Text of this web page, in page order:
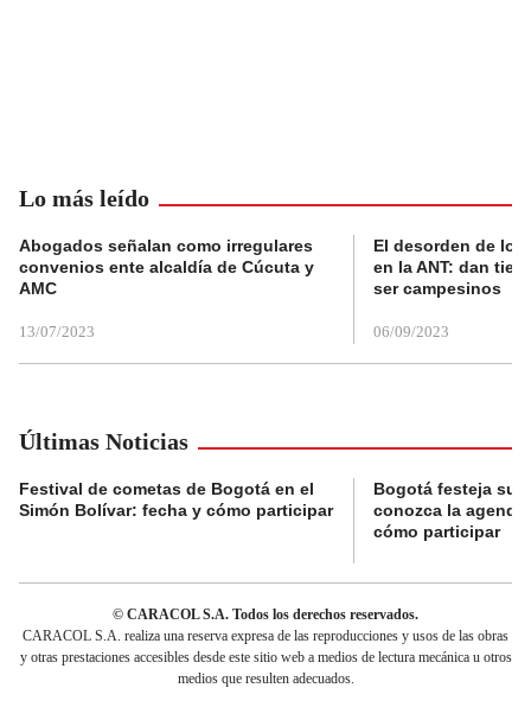
Lo más leído
Abogados señalan como irregulares
convenios ente alcaldía de Cúcuta y
AMC
13/07/2023
El desorden de
en la ANT: dan
ser campesinos
06/09/2023
Últimas Noticias
Festival de cometas de Bogotá en el
Simón Bolívar: fecha y cómo participar
Bogotá festeja su
conozca la
cómo participar
© CARACOL S.A. Todos los derechos reservados.
CARACOL S.A. realiza una reserva expresa de las reproducciones y usos de las obras
y otras prestaciones accesibles desde este sitio web a medios de lectura mecánica u otros
medios que resulten adecuados.